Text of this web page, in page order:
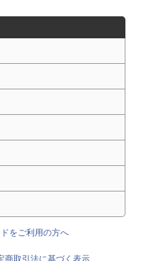
をご利用の方へ
商取引法に基づく表示